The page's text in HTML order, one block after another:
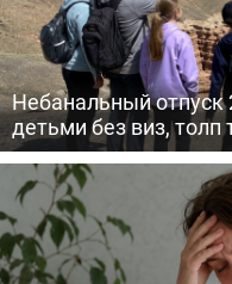
Небанальный отпуск
детьми без виз,